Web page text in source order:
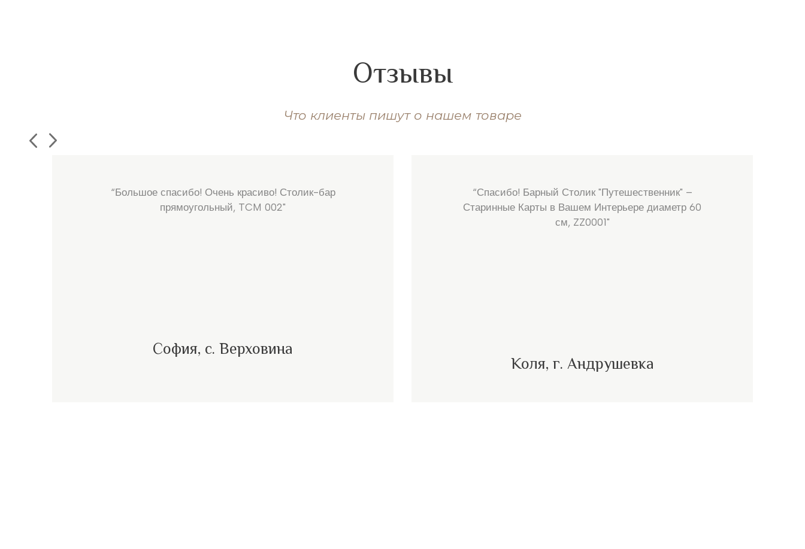
Отзывы
Что клиенты пишут о нашем товаре
“Большое спасибо! Очень красиво! Столик-бар
прямоугольный, TCM 002"
София, с. Верховина
“Спасибо! Барный Столик "Путешественник" –
Старинные Карты в Вашем Интерьере диаметр 60
см, ZZ0001"
Коля, г. Андрушевка